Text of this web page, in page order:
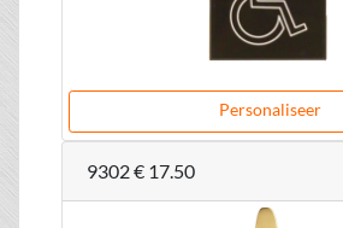
Personaliseer
9302€ 17.50